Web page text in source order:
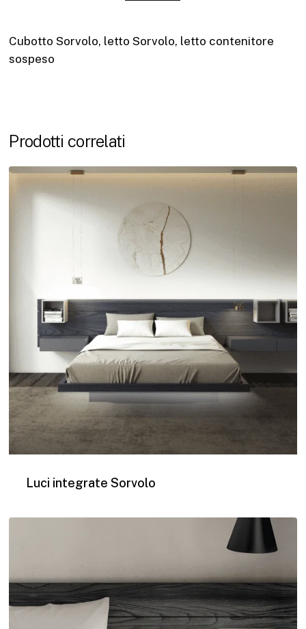
Cubotto Sorvolo, letto Sorvolo, letto contenitore
sospeso
Prodotti correlati
Luci integrate Sorvolo